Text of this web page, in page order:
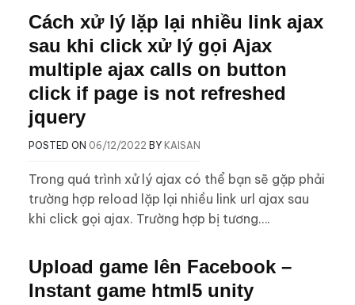
Cách xử lý lặp lại nhiều link ajax
sau khi click xử lý gọi Ajax
multiple ajax calls on button
click if page is not refreshed
jquery
POSTED ON 06/12/2022 BY KAISAN
Trong quá trình xử lý ajax có thể bạn sẽ gặp phải
trường hợp reload lặp lại nhiều link url ajax sau
khi click gọi ajax. Trường hợp bị tương….
Upload game lên Facebook –
Instant game html5 unity